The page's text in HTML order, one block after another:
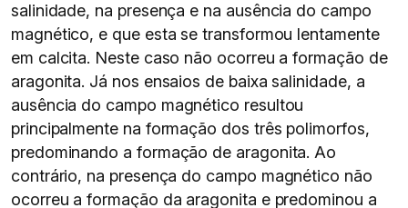
salinidade, na presença e na ausência do campo
magnético, e que esta se transformou lentamente
em calcita. Neste caso não ocorreu a formação de
aragonita. Já nos ensaios de baixa salinidade, a
ausência do campo magnético resultou
principalmente na formação dos três polimorfos,
predominando a formação de aragonita. Ao
contrário, na presença do campo magnético não
ocorreu a formação da aragonita e predominou a